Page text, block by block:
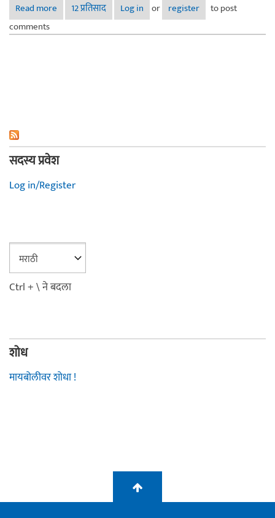
Read more about दुधी भोपळ्याचे सूप
12 प्रतिसाद Log in or register
to post
comments
सदस्य प्रवेश
Log in/Register
Ctrl + \ ने बदला
शोध
मायबोलीवर शोधा !